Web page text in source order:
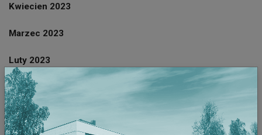
Kwiecien 2023
Marzec 2023
Luty 2023
Styczeń 2023
Grudzień 2022